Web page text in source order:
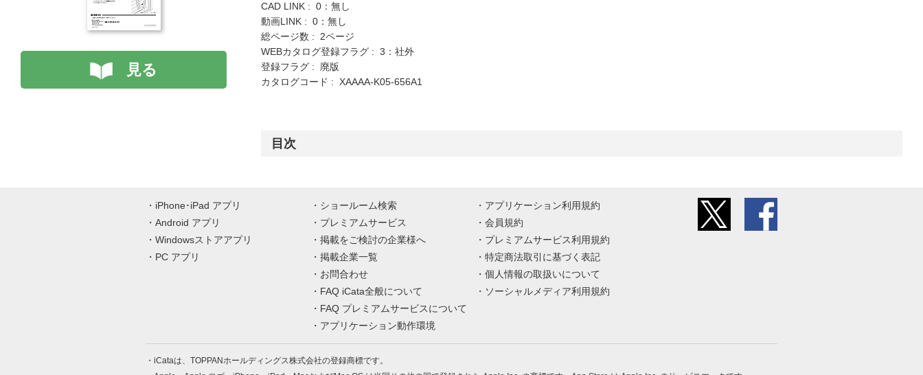
見る
CAD LINK : 0：無し
動画LINK : 0：無し
総ページ数 : 2ページ
WEBカタログ登録フラグ : 3：社外
登録フラグ : 廃版
カタログコード : XAAAA-K05-656A1
目次
iPhone･iPad アプリ
Android アプリ
Windowsストアアプリ
PC アプリ
ショールーム検索
プレミアムサービス
掲載をご検討の企業様へ
掲載企業一覧
お問合わせ
FAQ iCata全般について
FAQ プレミアムサービスについて
アプリケーション動作環境
アプリケーション利用規約
会員規約
プレミアムサービス利用規約
特定商法取引に基づく表記
個人情報の取扱いについて
ソーシャルメディア利用規約
iCataは、TOPPANホールディングス株式会社の登録商標です。